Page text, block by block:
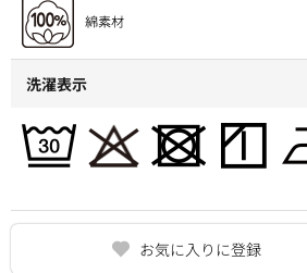
お気に入りに登録
洗濯表示